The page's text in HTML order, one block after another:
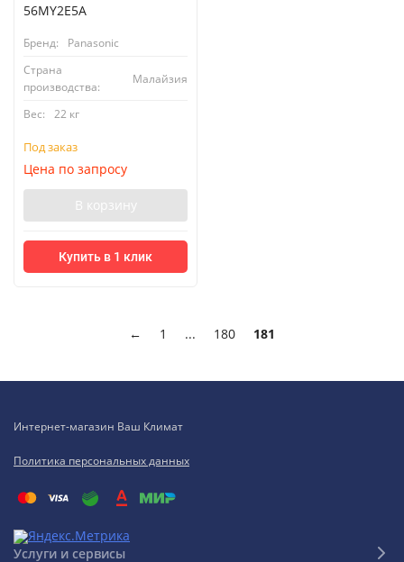
56MY2E5A
Бренд:
Panasonic
Страна
производства:
Малайзия
Вес: 22 кг
Под заказ
Цена по запросу
В корзину
Купить в 1 клик
← 1 ... 180 181
Интернет-магазин Ваш Климат
Политика персональных данных
Услуги и сервисы